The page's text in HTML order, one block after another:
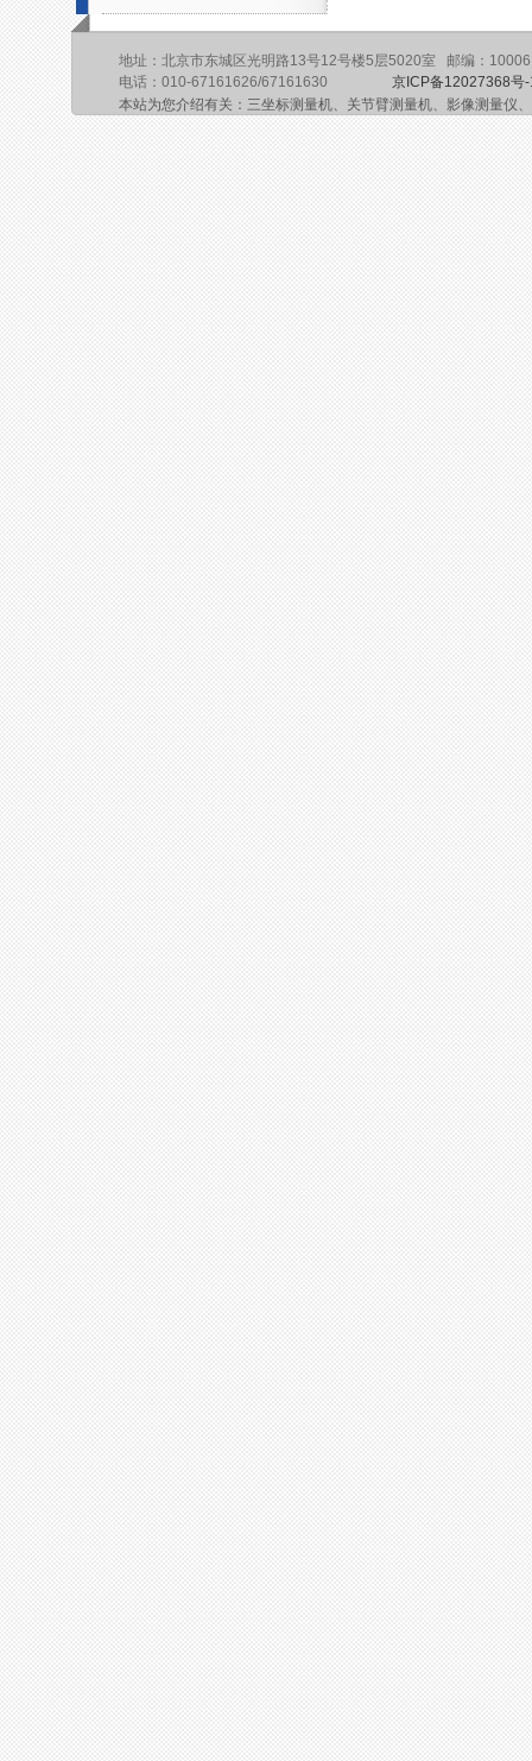
地址：北京市东城区光明路13号12号楼5层5020室 邮编：
电话：010-67161626/67161630 京ICP备12027368号
本站为您介绍有关：三坐标测量机、关节臂测量机、影像测量仪